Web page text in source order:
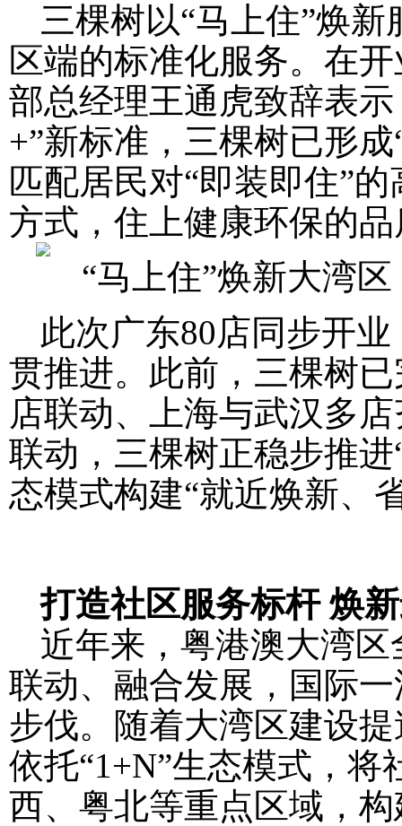
三棵树以“马上住”焕
区端的标准化服务。在
部总经理王通虎致辞表
+”新标准，三棵树已形
匹配居民对“即装即住”
方式，住上健康环保的品
此次广东80店同步开
贯推进。此前，三棵树
店联动、上海与武汉多
联动，三棵树正稳步推
态模式构建“就近焕新、
打造社区服务标杆 焕
近年来，粤港澳大湾
联动、融合发展，国际
步伐。随着大湾区建设
依托“1+N”生态模式，
西、粤北等重点区域，